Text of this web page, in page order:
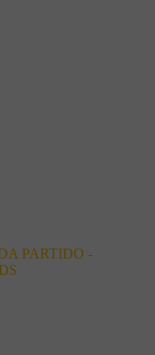
PARTIDO -